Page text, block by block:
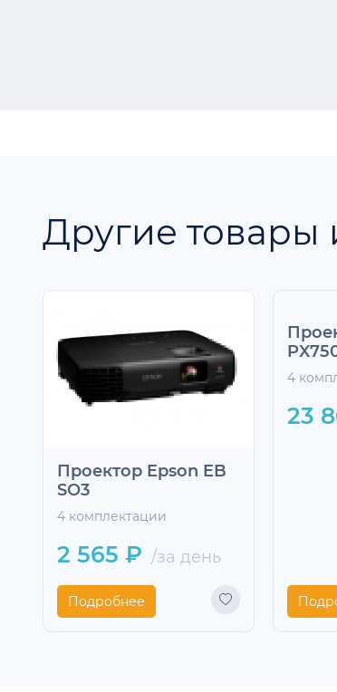
Другие товары
Проектор Epson EB
SO3
4 комплектации
2 565 ₽ /за день
Подробнее
4
23